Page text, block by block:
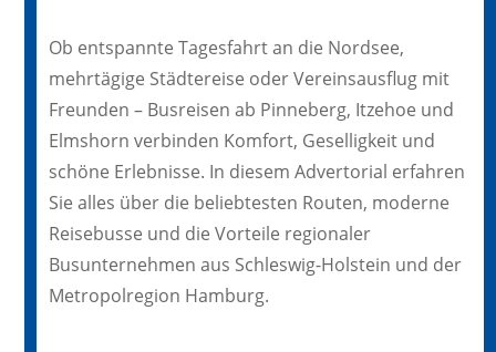
Ob entspannte Tagesfahrt an die Nordsee,
mehrtägige Städtereise oder Vereinsausflug mit
Freunden – Busreisen ab Pinneberg, Itzehoe und
Elmshorn verbinden Komfort, Geselligkeit und
schöne Erlebnisse. In diesem Advertorial erfahren
Sie alles über die beliebtesten Routen, moderne
Reisebusse und die Vorteile regionaler
Busunternehmen aus Schleswig-Holstein und der
Metropolregion Hamburg.